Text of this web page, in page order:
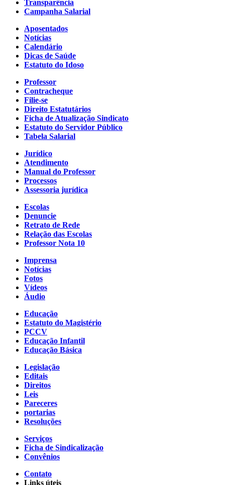
Transparência
Campanha Salarial
Aposentados
Notícias
Calendário
Dicas de Saúde
Estatuto do Idoso
Professor
Contracheque
Filie-se
Direito Estatutários
Ficha de Atualização Sindicato
Estatuto do Servidor Público
Tabela Salarial
Jurídico
Atendimento
Manual do Professor
Processos
Assessoria jurídica
Escolas
Denuncie
Retrato de Rede
Relação das Escolas
Professor Nota 10
Imprensa
Notícias
Fotos
Vídeos
Áudio
Educação
Estatuto do Magistério
PCCV
Educação Infantil
Educação Básica
Legislação
Editais
Direitos
Leis
Pareceres
portarias
Resoluções
Serviços
Ficha de Sindicalização
Convênios
Contato
Links úteis